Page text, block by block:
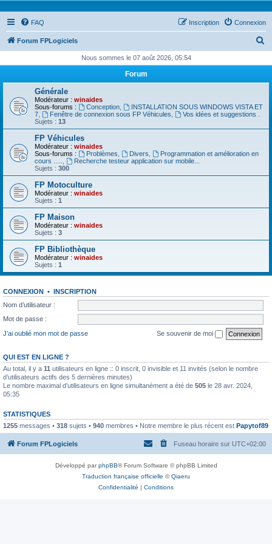
FAQ Connexion
Inscription
Forum FPLogiciels
h
c
Nous sommes le 07 août 2026, 05:54
Forum
Générale
Modérateur : winaides
Sous-forums :
Conception,
INSTALLATION SOUS WINDOWS VISTA ET
7
Fenêtre de connexion sous FP Véhicules
Vos idées et suggestions .
Sujets : 13
FP Véhicules
Modérateur : winaides
Sous-forums :
Problèmes Divers
Programmation et amélioration en
cours .....
Recherche testeur application sur mobile...
Sujets : 300
FP Motoculture
Modérateur : winaides
Sujets : 1
FP Maison
Modérateur : winaides
Sujets : 3
FP Bibliothèque
Modérateur : winaides
Sujets : 1
CONNEXION • INSCRIPTION
Nom d’utilisateur :
Mot de passe :
J’ai oublié mon mot de passe
Se souvenir de moi
QUI EST EN LIGNE ?
Au total, il y a 11 utilisateurs en ligne :: 0 inscrit, 0 invisible et 11 invités (selon le nombre
d’utilisateurs actifs des 5 dernières minutes)
Le nombre maximal d’utilisateurs en ligne simultanément a été de 505 le 28 avr. 2024,
05:35
STATISTIQUES
1255 messages • 318 sujets • 940 membres • Notre membre le plus récent est Papytof89
Forum FPLogiciels Fuseau horaire sur UTC+02:00
Développé parphpBB® Forum Software © phpBB Limited
Traduction française officielle ©Qiaeru
Confidentialité | Conditions